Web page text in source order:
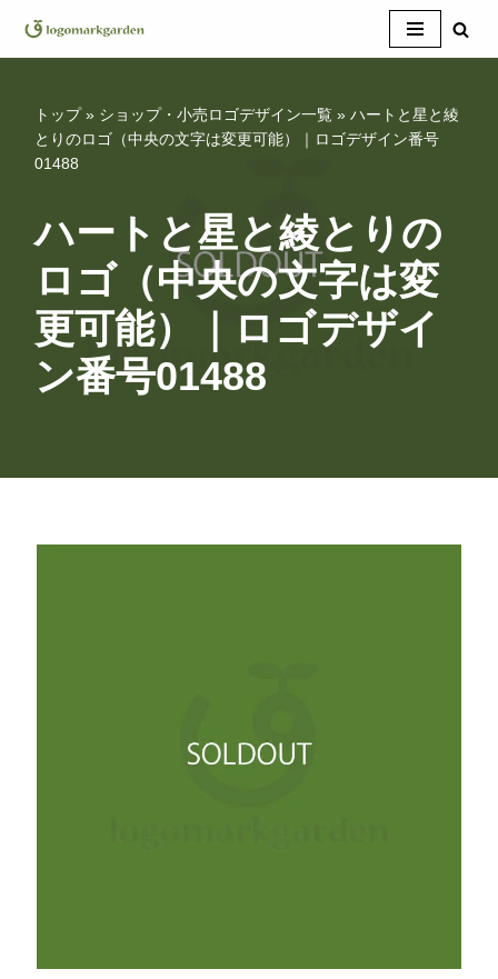
コ
キ
トップ» ショップ・小売ロゴデザイン一覧 » ハートと星と綾
とりのロゴ（中央の文字は変更可能）｜ロゴデザイン番号
01488
ハートと星と綾とりの
ロゴ（中央の文字は変
更可能）｜ロゴデザイ
ン番号01488